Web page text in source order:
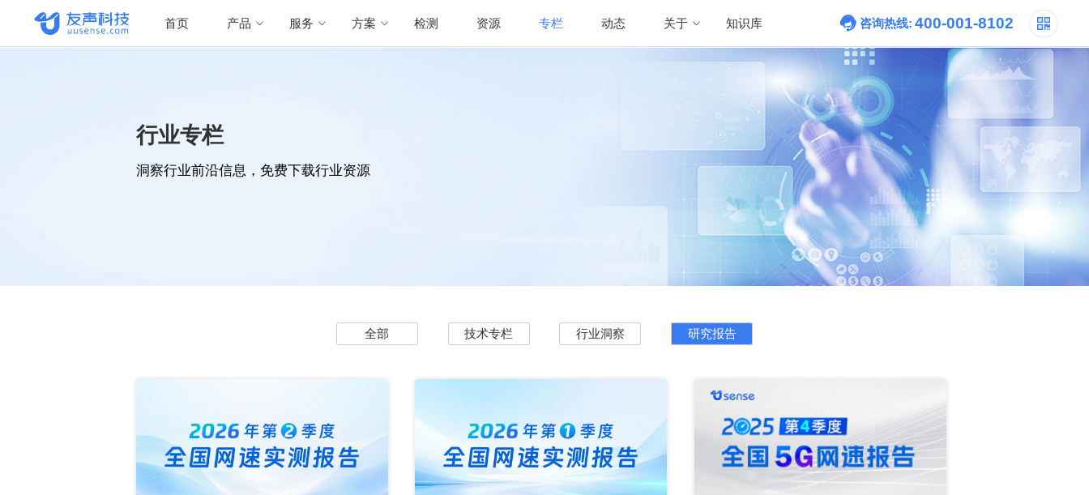
首页 产品 服务 方案 检测 资源 专栏 动态 关于 知识库 咨询热线: 400-001-8102
行业专栏
洞察行业前沿信息，免费下载行业资源
全部 技术专栏 行业洞察 研究报告